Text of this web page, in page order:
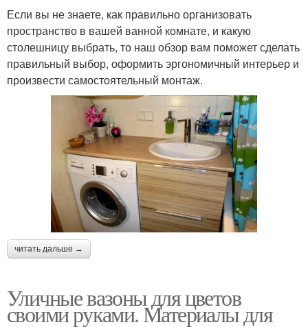
Если вы не знаете, как правильно организовать
пространство в вашей ванной комнате, и какую
столешницу выбрать, то наш обзор вам поможет сделать
правильный выбор, оформить эргономичный интерьер и
произвести самостоятельный монтаж.
читать дальше →
Уличные вазоны для цветов
своими руками. Материалы для